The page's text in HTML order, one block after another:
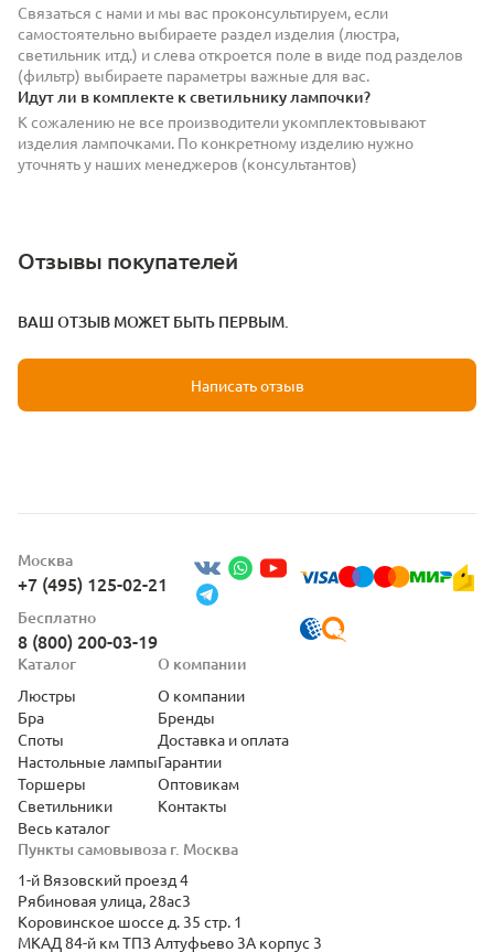
Связаться с нами и мы вас проконсультируем, если
самостоятельно выбираете раздел изделия (люстра,
светильник итд.) и слева откроется поле в виде под разделов
(фильтр) выбираете параметры важные для вас.
Идут ли в комплекте к светильнику лампочки?
К сожалению не все производители укомплектовывают
изделия лампочками. По конкретному изделию нужно
уточнять у наших менеджеров (консультантов)
Отзывы покупателей
ВАШ ОТЗЫВ МОЖЕТ БЫТЬ ПЕРВЫМ.
Написать отзыв
Москва
+7 (495) 125-02-21
Бесплатно
8 (800) 200-03-19
Пункты самовывоза г. Москва
1-й Вязовский проезд 4
Рябиновая улица, 28ас3
Коровинское шоссе д. 35 стр. 1
МКАД 84-й км ТПЗ Алтуфьево 3А корпус 3
Каталог
Люстры
Бра
Споты
Настольные лампы
Торшеры
Светильники
Весь каталог
О компании
О компании
Бренды
Доставка и оплата
Гарантии
Оптовикам
Контакты